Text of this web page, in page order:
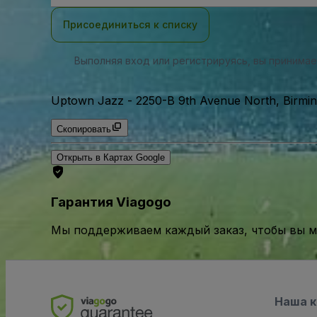
Присоединиться к списку
Выполняя вход или регистрируясь, вы
Uptown Jazz - 2250-B 9th Avenue North,
Скопировать
Открыть в Картах Google
Гарантия Viagogo
Мы поддерживаем каждый заказ, чтобы вы
Наша